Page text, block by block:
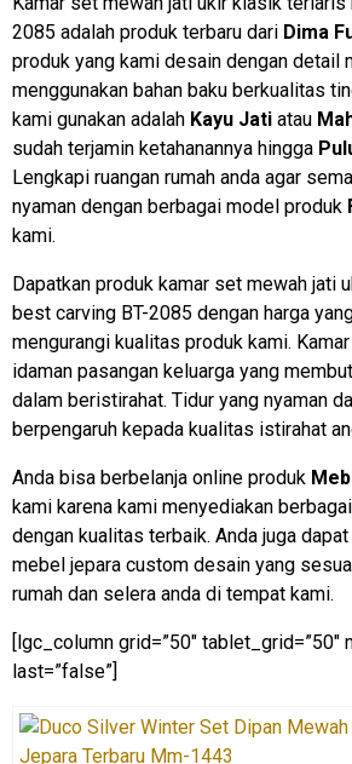
2085 adalah produk terbaru dari Dima
produk yang kami desain dengan detail
menggunakan bahan baku berkualitas
kami gunakan adalah Kayu Jati atau
sudah terjamin ketahanannya hingga
Lengkapi ruangan rumah anda agar
nyaman dengan berbagai model produk
kami.
Dapatkan produk kamar set mewah jati
best carving BT-2085 dengan harga
mengurangi kualitas produk kami.
idaman pasangan keluarga yang
dalam beristirahat. Tidur yang nyaman
berpengaruh kepada kualitas istirahat
Anda bisa berbelanja online produk
kami karena kami menyediakan
dengan kualitas terbaik. Anda juga
mebel jepara custom desain yang
rumah dan selera anda di tempat kami.
[lgc_column grid=”50″ tablet_grid=”50″
last=”false”]